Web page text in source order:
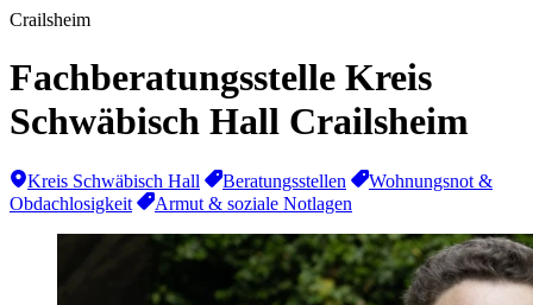
Crailsheim
Fachberatungsstelle Kreis
Schwäbisch Hall Crailsheim
Kreis Schwäbisch Hall Beratungsstellen
Wohnungsnot &
Obdachlosigkeit
Armut & soziale Notlagen